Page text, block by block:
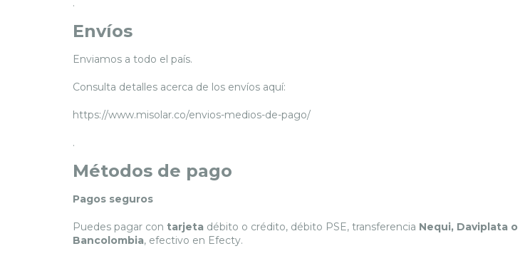
.
Envíos
Enviamos a todo el país.
Consulta detalles acerca de los envíos aquí:
https://www.misolar.co/envios-medios-de-pago/
.
Métodos de pago
Pagos seguros
Puedes pagar con tarjeta débito o crédito, débito PSE, transferencia Nequi, Daviplata o
Bancolombia, efectivo en Efecty.